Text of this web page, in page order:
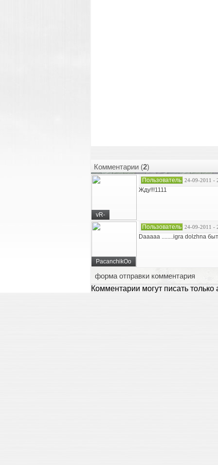
Комментарии (2)
vR-
Пользователь 24-09-2011 -
Жду!!!1111
PacanchikOo
Пользователь 24-09-2011 -
Daaaaa ........igra dolzhna
форма отправки комментария
Комментарии могут писать